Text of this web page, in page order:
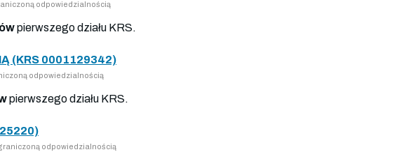
odpowiedzialnością
pierwszego działu KRS.
(KRS 0001129342)
odpowiedzialnością
pierwszego działu KRS.
odpowiedzialnością